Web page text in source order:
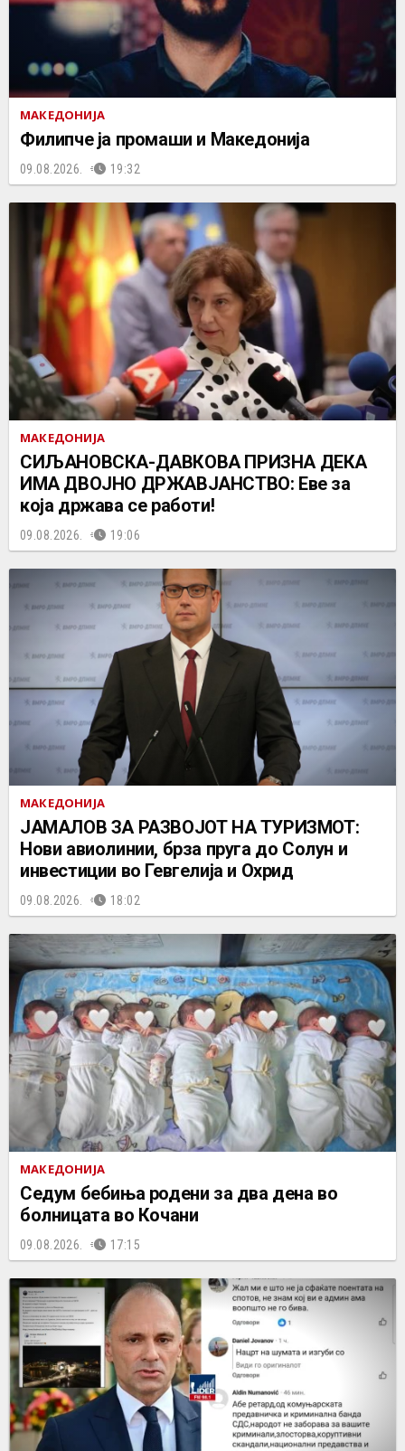
МАКЕДОНИЈА
Филипче ја промаши и Македонија
09.08.2026. 19:32
МАКЕДОНИЈА
СИЉАНОВСКА-ДАВКОВА ПРИЗНА ДЕКА
ИМА ДВОЈНО ДРЖАВЈАНСТВО: Еве за
која држава се работи!
09.08.2026. 19:06
МАКЕДОНИЈА
ЈАМАЛОВ ЗА РАЗВОЈОТ НА ТУРИЗМОТ:
Нови авиолинии, брза пруга до Солун и
инвестиции во Гевгелија и Охрид
09.08.2026. 18:02
МАКЕДОНИЈА
Седум бебиња родени за два дена во
болницата во Кочани
09.08.2026. 17:15